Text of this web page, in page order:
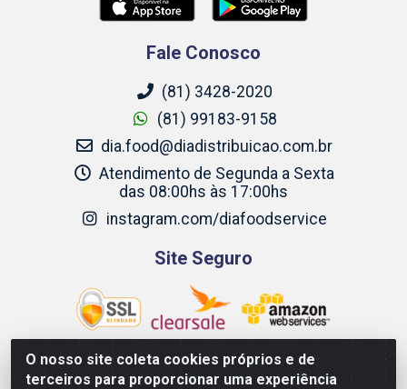
O nosso site coleta cookies próprios e de
terceiros para proporcionar uma experiência
Fale Conosco
(81) 3428-2020
(81) 99183-9158
dia.food@diadistribuicao.com.br
Atendimento de Segunda a Sexta
das 08:00hs às 17:00hs
instagram.com/diafoodservice
Site Seguro